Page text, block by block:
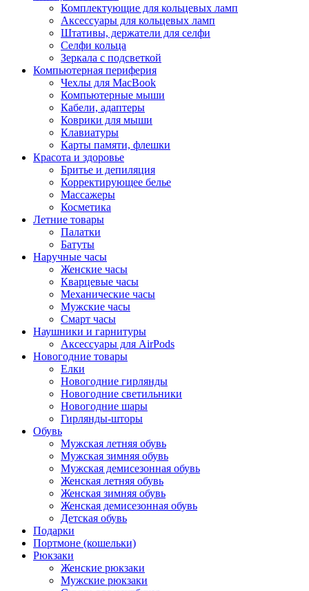
Комплектующие для кольцевых ламп
Аксессуары для кольцевых ламп
Штативы, держатели для селфи
Селфи кольца
Зеркала с подсветкой
Компьютерная периферия
Чехлы для MacBook
Компьютерные мыши
Кабели, адаптеры
Коврики для мыши
Клавиатуры
Карты памяти, флешки
Красота и здоровье
Бритье и депиляция
Корректирующее белье
Массажеры
Косметика
Летние товары
Палатки
Батуты
Наручные часы
Женские часы
Кварцевые часы
Механические часы
Мужские часы
Смарт часы
Наушники и гарнитуры
Аксессуары для AirPods
Новогодние товары
Елки
Новогодние гирлянды
Новогодние светильники
Новогодние шары
Гирлянды-шторы
Обувь
Мужская летняя обувь
Мужская зимняя обувь
Мужская демисезонная обувь
Женская летняя обувь
Женская зимняя обувь
Женская демисезонная обувь
Детская обувь
Подарки
Портмоне (кошельки)
Рюкзаки
Женские рюкзаки
Мужские рюкзаки